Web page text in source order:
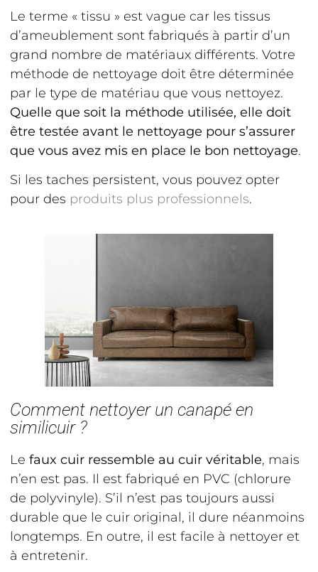
Le terme « tissu » est vague car les tissus
d’ameublement sont fabriqués à partir d’un
grand nombre de matériaux différents. Votre
méthode de nettoyage doit être déterminée
par le type de matériau que vous nettoyez.
Quelle que soit la méthode utilisée, elle doit
être testée avant le nettoyage pour s’assurer
que vous avez mis en place le bon nettoyage.
Si les taches persistent, vous pouvez opter
pour des produits plus professionnels.
Comment nettoyer un canapé en
similicuir ?
Lefaux cuir ressemble au cuir véritable, mais
n’en est pas. Il est fabriqué en PVC (chlorure
de polyvinyle). S’il n’est pas toujours aussi
durable que le cuir original, il dure néanmoins
longtemps. En outre, il est facile à nettoyer et
à entretenir.